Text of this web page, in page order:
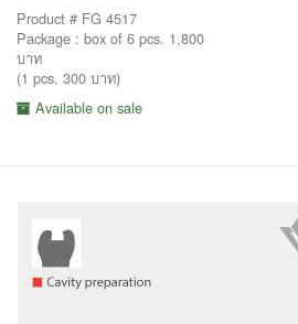
Product # FG 4517
Package : box of 6 pcs. 1,800
บาท
(1 pcs. 300 บาท)
Available on sale